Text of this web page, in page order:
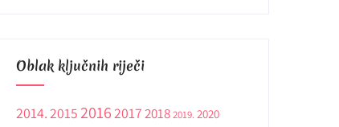
Oblak ključnih riječi
2014.20152016201720182019.2020